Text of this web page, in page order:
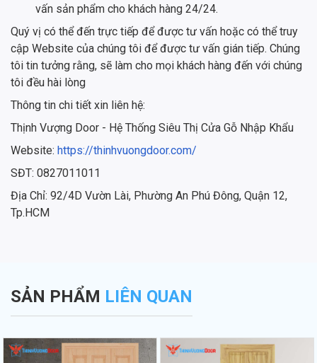
vấn sản phẩm cho khách hàng 24/24.
Quý vị có thể đến trực tiếp để được tư vấn hoặc có thể truy
cập Website của chúng tôi để được tư vấn gián tiếp. Chúng
tôi tin tưởng rằng, sẽ làm cho mọi khách hàng đến với chúng
tôi đều hài lòng
Thông tin chi tiết xin liên hệ:
Thịnh Vượng Door - Hệ Thống Siêu Thị Cửa Gỗ Nhập Khẩu
Website: https://thinhvuongdoor.com/
SĐT: 0827011011
Địa Chỉ: 92/4D Vườn Lài, Phường An Phú Đông, Quận 12,
Tp.HCM
SẢN PHẨM LIÊN QUAN